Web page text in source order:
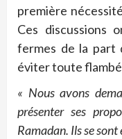
première
Ces discussions
fermes de la part
éviter toute
« Nous avons
présenter ses
Ramadan. Ils se sont